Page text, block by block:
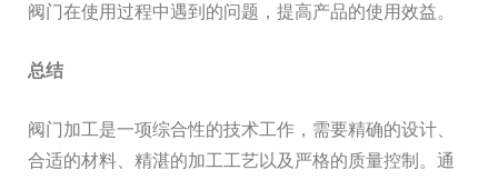
阀门在使用过程中遇到的问题，提高产品的使用效益。
总结
阀门加工是一项综合性的技术工作，需要精确的设计、
合适的材料、精湛的加工工艺以及严格的质量控制。通